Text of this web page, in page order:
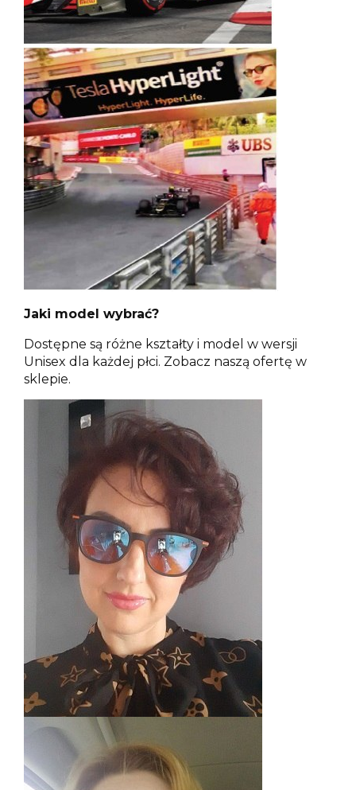
Jaki model wybrać?
Dostępne są różne kształty i model w wersji
Unisex dla każdej płci. Zobacz naszą ofertę w
sklepie.